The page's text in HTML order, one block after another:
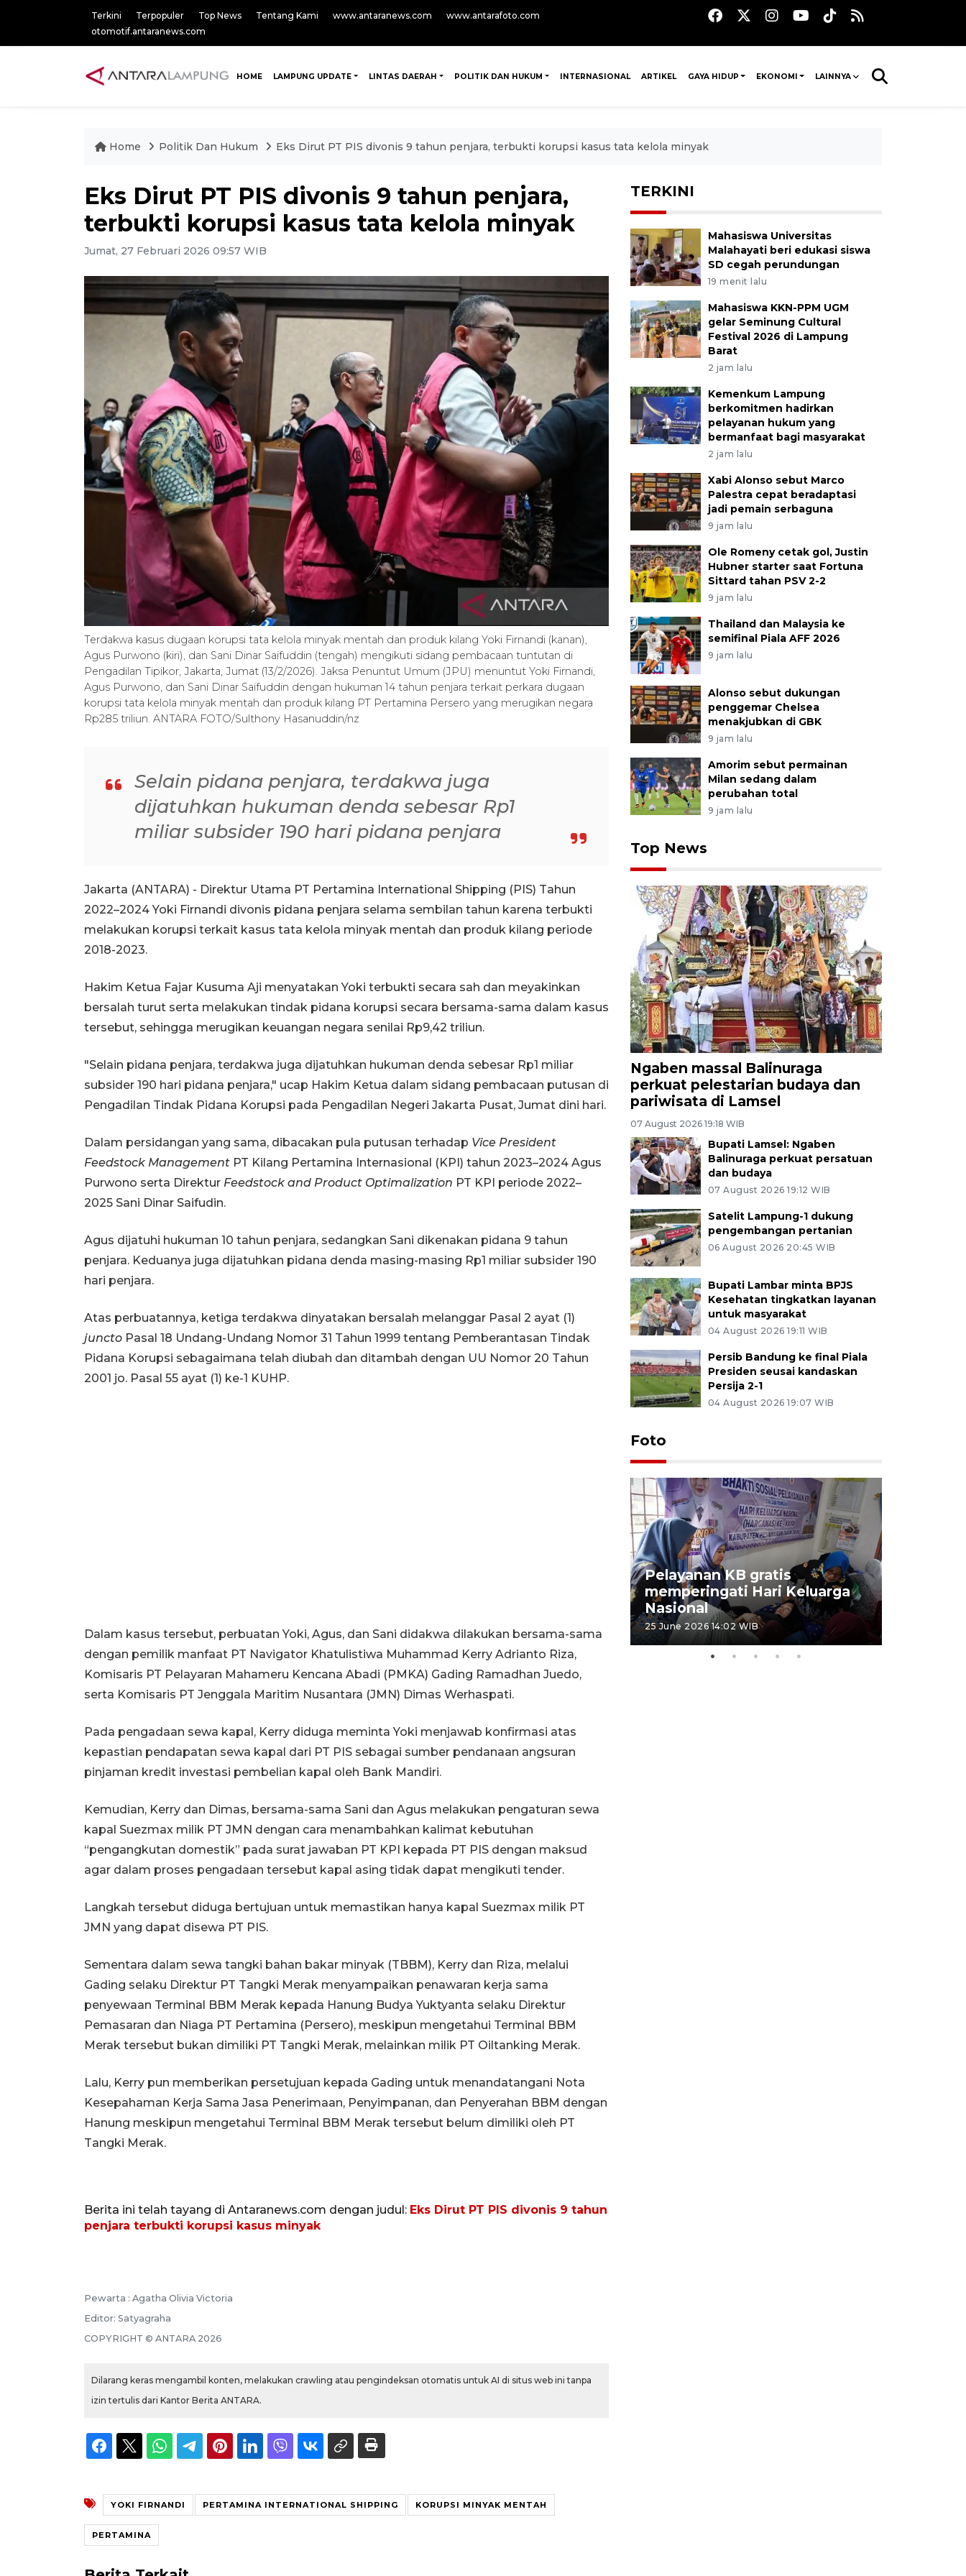
Terkini Terpopuler Top News Tentang Kami www.antaranews.com
www.antarafoto.com
otomotif.antaranews.com
HOME LAMPUNG UPDATE LINTAS DAERAH POLITIK DAN HUKUM INTERNASIONAL ARTIKEL GAYA HIDUP EKONOMI LAINNYA
Home Politik Dan Hukum Eks Dirut PT PIS divonis 9 tahun penjara, terbukti korupsi kasus tata kelola minyak
Eks Dirut PT PIS divonis 9 tahun penjara,
terbukti korupsi kasus tata kelola minyak
Jumat, 27 Februari 2026 09:57 WIB
Terdakwa kasus dugaan korupsi tata kelola minyak mentah dan produk kilang Yoki Firnandi (kanan),
Agus Purwono (kiri), dan Sani Dinar Saifuddin (tengah) mengikuti sidang pembacaan tuntutan di
Pengadilan Tipikor, Jakarta, Jumat (13/2/2026). Jaksa Penuntut Umum (JPU) menuntut Yoki Firnandi,
Agus Purwono, dan Sani Dinar Saifuddin dengan hukuman 14 tahun penjara terkait perkara dugaan
korupsi tata kelola minyak mentah dan produk kilang PT Pertamina Persero yang merugikan negara
Rp285 triliun. ANTARA FOTO/Sulthony Hasanuddin/nz
Selain pidana penjara, terdakwa juga
dijatuhkan hukuman denda sebesar Rp1
miliar subsider 190 hari pidana penjara
Jakarta (ANTARA) - Direktur Utama PT Pertamina International Shipping (PIS) Tahun
2022–2024 Yoki Firnandi divonis pidana penjara selama sembilan tahun karena terbukti
melakukan korupsi terkait kasus tata kelola minyak mentah dan produk kilang periode
2018-2023.
Hakim Ketua Fajar Kusuma Aji menyatakan Yoki terbukti secara sah dan meyakinkan
bersalah turut serta melakukan tindak pidana korupsi secara bersama-sama dalam kasus
tersebut, sehingga merugikan keuangan negara senilai Rp9,42 triliun.
"Selain pidana penjara, terdakwa juga dijatuhkan hukuman denda sebesar Rp1 miliar
subsider 190 hari pidana penjara," ucap Hakim Ketua dalam sidang pembacaan putusan di
Pengadilan Tindak Pidana Korupsi pada Pengadilan Negeri Jakarta Pusat, Jumat dini hari.
Dalam persidangan yang sama, dibacakan pula putusan terhadap Vice President
Feedstock Management PT Kilang Pertamina Internasional (KPI) tahun 2023–2024 Agus
Purwono serta Direktur Feedstock and Product Optimalization PT KPI periode 2022–
2025 Sani Dinar Saifudin.
Agus dijatuhi hukuman 10 tahun penjara, sedangkan Sani dikenakan pidana 9 tahun
penjara. Keduanya juga dijatuhkan pidana denda masing-masing Rp1 miliar subsider 190
hari penjara.
Atas perbuatannya, ketiga terdakwa dinyatakan bersalah melanggar Pasal 2 ayat (1)
juncto Pasal 18 Undang-Undang Nomor 31 Tahun 1999 tentang Pemberantasan Tindak
Pidana Korupsi sebagaimana telah diubah dan ditambah dengan UU Nomor 20 Tahun
2001 jo. Pasal 55 ayat (1) ke-1 KUHP.
Dalam kasus tersebut, perbuatan Yoki, Agus, dan Sani didakwa dilakukan bersama-sama
dengan pemilik manfaat PT Navigator Khatulistiwa Muhammad Kerry Adrianto Riza,
Komisaris PT Pelayaran Mahameru Kencana Abadi (PMKA) Gading Ramadhan Juedo,
serta Komisaris PT Jenggala Maritim Nusantara (JMN) Dimas Werhaspati.
Pada pengadaan sewa kapal, Kerry diduga meminta Yoki menjawab konfirmasi atas
kepastian pendapatan sewa kapal dari PT PIS sebagai sumber pendanaan angsuran
pinjaman kredit investasi pembelian kapal oleh Bank Mandiri.
Kemudian, Kerry dan Dimas, bersama-sama Sani dan Agus melakukan pengaturan sewa
kapal Suezmax milik PT JMN dengan cara menambahkan kalimat kebutuhan
“pengangkutan domestik” pada surat jawaban PT KPI kepada PT PIS dengan maksud
agar dalam proses pengadaan tersebut kapal asing tidak dapat mengikuti tender.
Langkah tersebut diduga bertujuan untuk memastikan hanya kapal Suezmax milik PT
JMN yang dapat disewa PT PIS.
Sementara dalam sewa tangki bahan bakar minyak (TBBM), Kerry dan Riza, melalui
Gading selaku Direktur PT Tangki Merak menyampaikan penawaran kerja sama
penyewaan Terminal BBM Merak kepada Hanung Budya Yuktyanta selaku Direktur
Pemasaran dan Niaga PT Pertamina (Persero), meskipun mengetahui Terminal BBM
Merak tersebut bukan dimiliki PT Tangki Merak, melainkan milik PT Oiltanking Merak.
Lalu, Kerry pun memberikan persetujuan kepada Gading untuk menandatangani Nota
Kesepahaman Kerja Sama Jasa Penerimaan, Penyimpanan, dan Penyerahan BBM dengan
Hanung meskipun mengetahui Terminal BBM Merak tersebut belum dimiliki oleh PT
Tangki Merak.
Berita ini telah tayang di Antaranews.com dengan judul: Eks Dirut PT PIS divonis 9 tahun
penjara terbukti korupsi kasus minyak
Pewarta : Agatha Olivia Victoria
Editor: Satyagraha
COPYRIGHT © ANTARA 2026
Dilarang keras mengambil konten, melakukan crawling atau pengindeksan otomatis untuk AI di situs web ini tanpa
izin tertulis dari Kantor Berita ANTARA.
YOKI FIRNANDI PERTAMINA INTERNATIONAL SHIPPING KORUPSI MINYAK MENTAH
PERTAMINA
TERKINI
Mahasiswa Universitas
Malahayati beri edukasi siswa
SD cegah perundungan
19 menit lalu
Mahasiswa KKN-PPM UGM
gelar Seminung Cultural
Festival 2026 di Lampung
Barat
2 jam lalu
Kemenkum Lampung
berkomitmen hadirkan
pelayanan hukum yang
bermanfaat bagi masyarakat
2 jam lalu
Xabi Alonso sebut Marco
Palestra cepat beradaptasi
jadi pemain serbaguna
9 jam lalu
Ole Romeny cetak gol, Justin
Hubner starter saat Fortuna
Sittard tahan PSV 2-2
9 jam lalu
Thailand dan Malaysia ke
semifinal Piala AFF 2026
9 jam lalu
Alonso sebut dukungan
penggemar Chelsea
menakjubkan di GBK
9 jam lalu
Amorim sebut permainan
Milan sedang dalam
perubahan total
9 jam lalu
Top News
Ngaben massal Balinuraga
perkuat pelestarian budaya dan
pariwisata di Lamsel
07 August 2026 19:18 WIB
Bupati Lamsel: Ngaben
Balinuraga perkuat persatuan
dan budaya
07 August 2026 19:12 WIB
Satelit Lampung-1 dukung
pengembangan pertanian
06 August 2026 20:45 WIB
Bupati Lambar minta BPJS
Kesehatan tingkatkan layanan
untuk masyarakat
04 August 2026 19:11 WIB
Persib Bandung ke final Piala
Presiden seusai kandaskan
Persija 2-1
04 August 2026 19:07 WIB
Foto
Pelayanan KB gratis
memperingati Hari Keluarga
Nasional
25 June 2026 14:02 WIB